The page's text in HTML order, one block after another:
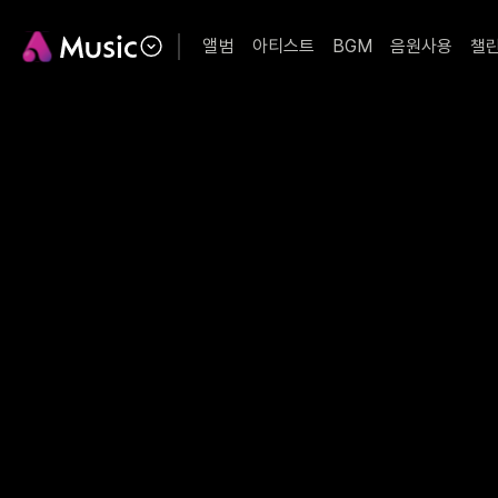
앨범 아티스트 BGM 음원사용 챌